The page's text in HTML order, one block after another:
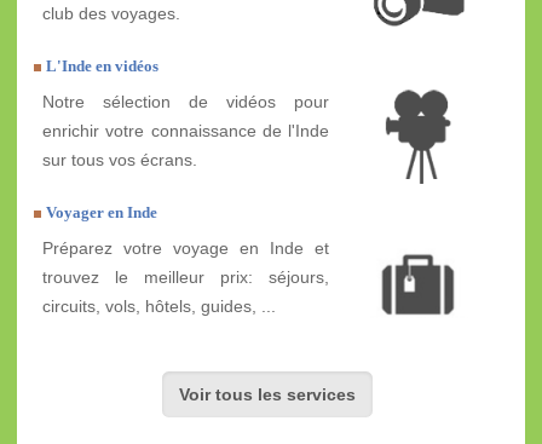
club des voyages.
L'Inde en vidéos
Notre sélection de vidéos pour
enrichir votre connaissance de l'Inde
sur tous vos écrans.
Voyager en Inde
Préparez votre voyage en Inde et
trouvez le meilleur prix: séjours,
circuits, vols, hôtels, guides, ...
Voir tous les services